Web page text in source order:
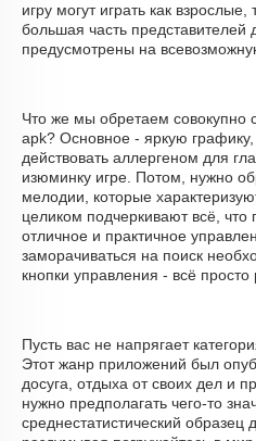
игру могут играть как
большая часть представителей
предусмотрены на
Что же мы обретаем совокупно
apk? Основное - яркую
действовать аллергеном для
изюминку игре. Потом, нужно
мелодии, которые
целиком подчеркивают всё, что
отличное и практичное
заморачиваться на поиск
кнопки управления - всё
Пусть вас не напрягает
Этот жанр приложений был
досуга, отдыха от своих дел и
нужно предполагать чего-то
среднестатистический образец